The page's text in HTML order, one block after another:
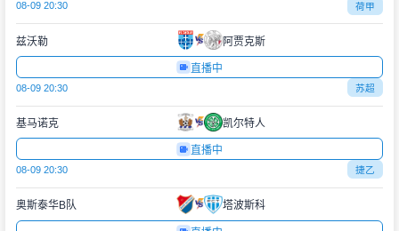
08-09 20:30 荷甲
兹沃勒 阿贾克斯
直播中
08-09 20:30 苏超
基马诺克 凯尔特人
直播中
08-09 20:30 捷乙
奥斯泰华B队 塔波斯科